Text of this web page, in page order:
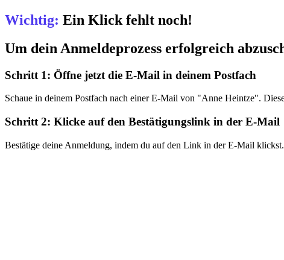
Wichtig: Ein Klick fehlt noch!
Um dein Anmeldeprozess erfolgreich
Schritt 1: Öffne jetzt die E-Mail in deinem Postfach
Schaue in deinem Postfach nach einer E-Mail von "Anne Heintze".
Schritt 2: Klicke auf den Bestätigungslink in der E-Mail
Bestätige deine Anmeldung, indem du auf den Link in der E-Mail